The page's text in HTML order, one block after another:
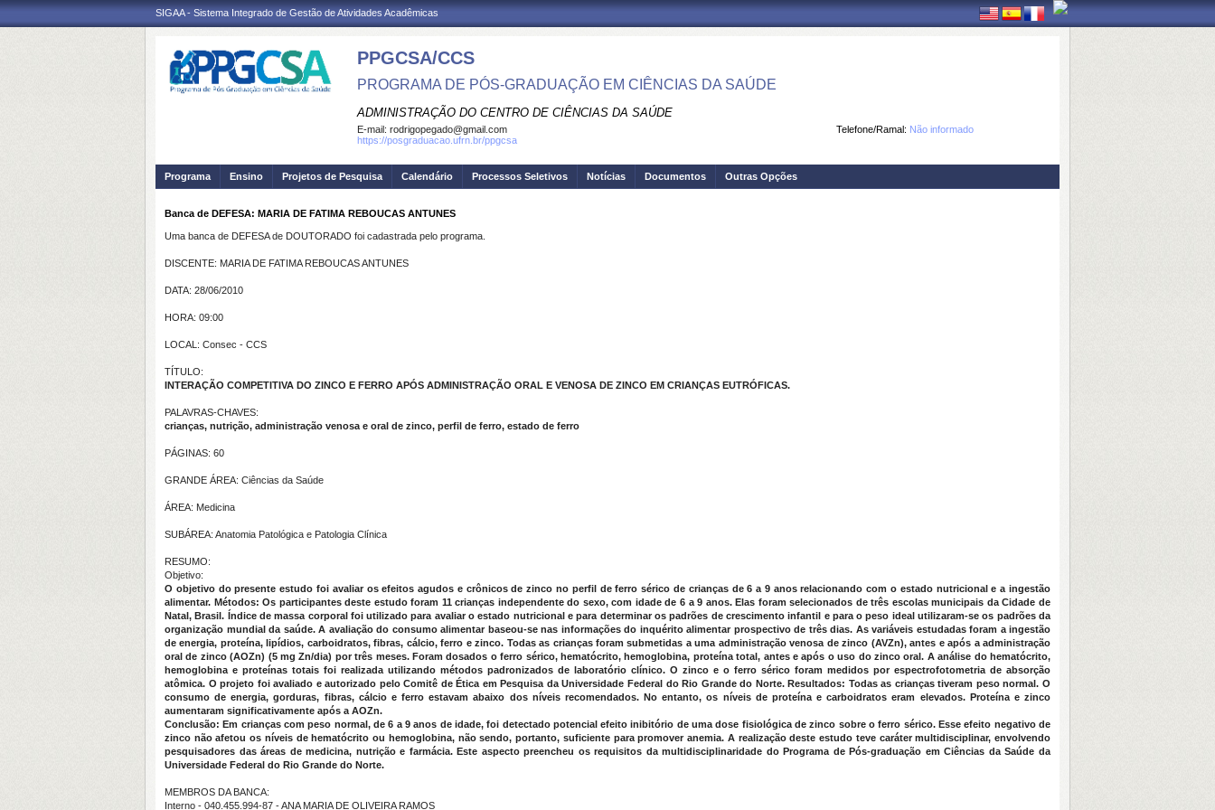
SIGAA - Sistema Integrado de Gestão de Atividades Acadêmicas
PPGCSA/CCS
PROGRAMA DE PÓS-GRADUAÇÃO EM CIÊNCIAS DA SAÚDE
ADMINISTRAÇÃO DO CENTRO DE CIÊNCIAS DA SAÚDE
Telefone/Ramal: Não informado
E-mail: rodrigopegado@gmail.com
https://posgraduacao.ufrn.br/ppgcsa
Programa Ensino Projetos de Pesquisa Calendário Processos Seletivos Notícias Documentos Outras Opções
Banca de DEFESA: MARIA DE FATIMA REBOUCAS ANTUNES
Uma banca de DEFESA de DOUTORADO foi cadastrada pelo programa.
DISCENTE: MARIA DE FATIMA REBOUCAS ANTUNES
DATA: 28/06/2010
HORA: 09:00
LOCAL: Consec - CCS
TÍTULO:
INTERAÇÃO COMPETITIVA DO ZINCO E FERRO APÓS ADMINISTRAÇÃO ORAL E VENOSA DE ZINCO EM CRIANÇAS EUTRÓFICAS.
PALAVRAS-CHAVES:
crianças, nutrição, administração venosa e oral de zinco, perfil de ferro, estado de ferro
PÁGINAS: 60
GRANDE ÁREA: Ciências da Saúde
ÁREA: Medicina
SUBÁREA: Anatomia Patológica e Patologia Clínica
RESUMO:
Objetivo:
O objetivo do presente estudo foi avaliar os efeitos agudos e crônicos de zinco no perfil de ferro sérico de crianças de 6 a 9 anos relacionando com o estado nutricional e a ingestão
alimentar. Métodos: Os participantes deste estudo foram 11 crianças independente do sexo, com idade de 6 a 9 anos. Elas foram selecionados de três escolas municipais da Cidade de
Natal, Brasil. Índice de massa corporal foi utilizado para avaliar o estado nutricional e para determinar os padrões de crescimento infantil e para o peso ideal utilizaram-se os padrões da
organização mundial da saúde. A avaliação do consumo alimentar baseou-se nas informações do inquérito alimentar prospectivo de três dias. As variáveis estudadas foram a ingestão
de energia, proteína, lipídios, carboidratos, fibras, cálcio, ferro e zinco. Todas as crianças foram submetidas a uma administração venosa de zinco (AVZn), antes e após a administração
oral de zinco (AOZn) (5 mg Zn/dia) por três meses. Foram dosados o ferro sérico, hematócrito, hemoglobina, proteína total, antes e após o uso do zinco oral. A análise do hematócrito,
hemoglobina e proteínas totais foi realizada utilizando métodos padronizados de laboratório clínico. O zinco e o ferro sérico foram medidos por espectrofotometria de absorção
atômica. O projeto foi avaliado e autorizado pelo Comitê de Ética em Pesquisa da Universidade Federal do Rio Grande do Norte. Resultados: Todas as crianças tiveram peso normal. O
consumo de energia, gorduras, fibras, cálcio e ferro estavam abaixo dos níveis recomendados. No entanto, os níveis de proteína e carboidratos eram elevados. Proteína e zinco
aumentaram significativamente após a AOZn.
Conclusão: Em crianças com peso normal, de 6 a 9 anos de idade, foi detectado potencial efeito inibitório de uma dose fisiológica de zinco sobre o ferro sérico. Esse efeito negativo de
zinco não afetou os níveis de hematócrito ou hemoglobina, não sendo, portanto, suficiente para promover anemia. A realização deste estudo teve caráter multidisciplinar, envolvendo
pesquisadores das áreas de medicina, nutrição e farmácia. Este aspecto preencheu os requisitos da multidisciplinaridade do Programa de Pós-graduação em Ciências da Saúde da
Universidade Federal do Rio Grande do Norte.
MEMBROS DA BANCA:
Interno - 040.455.994-87 - ANA MARIA DE OLIVEIRA RAMOS